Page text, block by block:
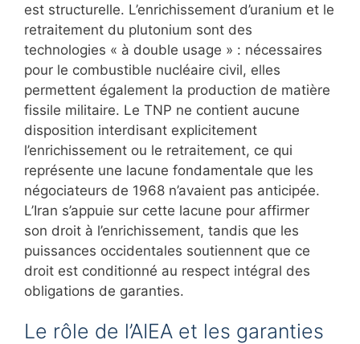
est structurelle. L’enrichissement d’uranium et le
retraitement du plutonium sont des
technologies « à double usage » : nécessaires
pour le combustible nucléaire civil, elles
permettent également la production de matière
fissile militaire. Le TNP ne contient aucune
disposition interdisant explicitement
l’enrichissement ou le retraitement, ce qui
représente une lacune fondamentale que les
négociateurs de 1968 n’avaient pas anticipée.
L’Iran s’appuie sur cette lacune pour affirmer
son droit à l’enrichissement, tandis que les
puissances occidentales soutiennent que ce
droit est conditionné au respect intégral des
obligations de garanties.
Le rôle de l’AIEA et les garanties